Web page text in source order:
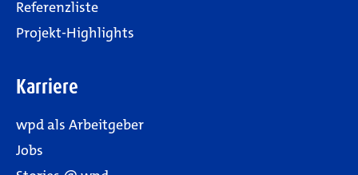
Referenzliste
Projekt-Highlights
Karriere
wpd als Arbeitgeber
Jobs